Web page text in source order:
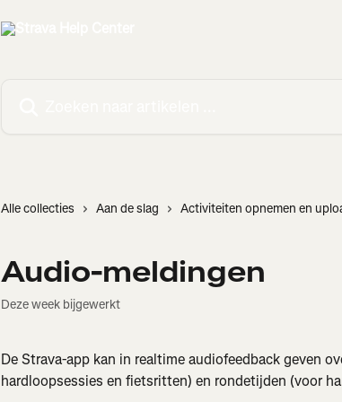
Alle collecties Aan de slag Activiteiten opnemen en
Audio-meldingen
Deze week bijgewerkt
De Strava-app kan in realtime audiofeedback geven
hardloopsessies en fietsritten) en rondetijden (voor